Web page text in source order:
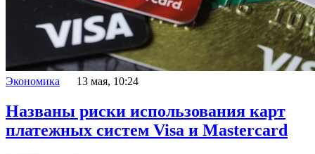
Экономика 13 мая, 10:24
Названы риски использования карт
платежных систем Visa и Mastercard